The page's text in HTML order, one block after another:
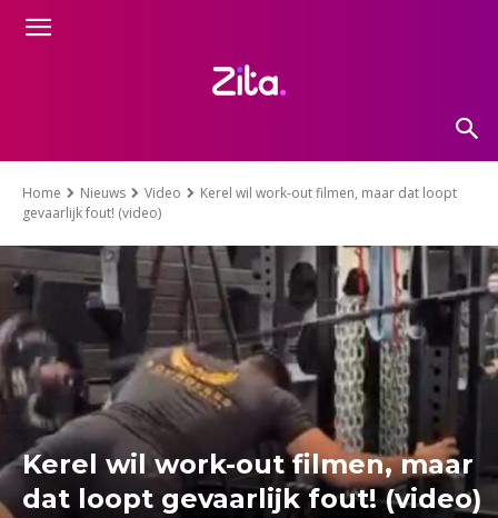
Home Nieuws Video
Kerel wil work-out filmen, maar dat loopt
gevaarlijk fout! (video)
Kerel wil work-out filmen, maar
dat loopt gevaarlijk fout! (video)